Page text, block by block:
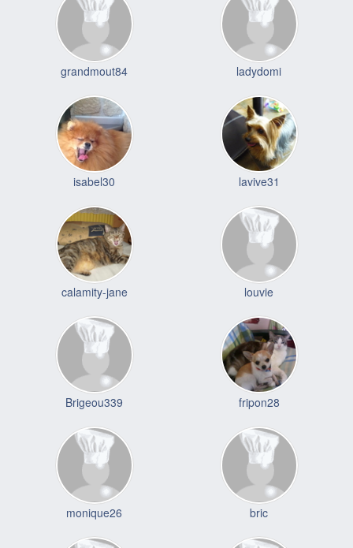
grandmout84 ladydomi
isabel30 lavive31
calamity-jane louvie
Brigeou339 fripon28
monique26 bric